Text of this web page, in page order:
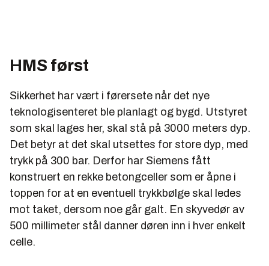
HMS først
Sikkerhet har vært i førersete når det nye
teknologisenteret ble planlagt og bygd. Utstyret
som skal lages her, skal stå på 3000 meters dyp.
Det betyr at det skal utsettes for store dyp, med
trykk på 300 bar. Derfor har Siemens fått
konstruert en rekke betongceller som er åpne i
toppen for at en eventuell trykkbølge skal ledes
mot taket, dersom noe går galt. En skyvedør av
500 millimeter stål danner døren inn i hver enkelt
celle.